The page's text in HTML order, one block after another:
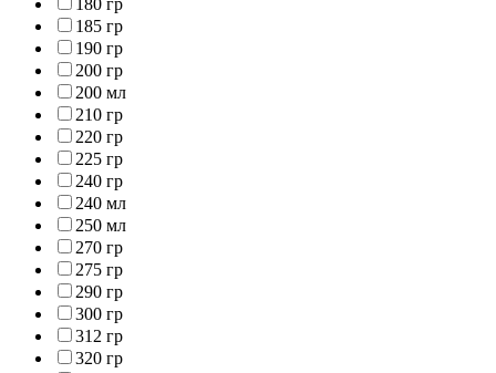
180 гр
185 гр
190 гр
200 гр
200 мл
210 гр
220 гр
225 гр
240 гр
240 мл
250 мл
270 гр
275 гр
290 гр
300 гр
312 гр
320 гр